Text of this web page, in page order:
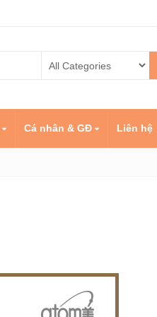
Cá nhân & GĐ Liên hệ